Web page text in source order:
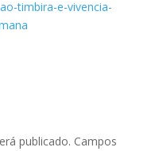
timbira-e-vivencia-
publicado. Campos